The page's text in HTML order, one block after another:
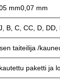
mm0,07 mm
C, CC, D, DD,
taiteilija /
paketti ja